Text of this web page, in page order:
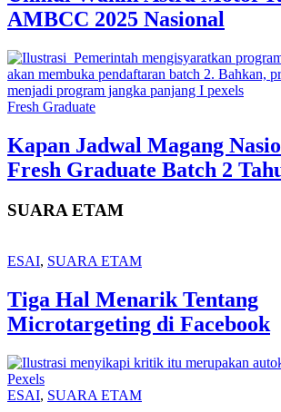
AMBCC 2025 Nasional
Fresh Graduate
Kapan Jadwal Magang
Fresh Graduate Batch 2
SUARA ETAM
ESAI, SUARA ETAM
Tiga Hal Menarik Tentang
Microtargeting di Facebook
ESAI, SUARA ETAM